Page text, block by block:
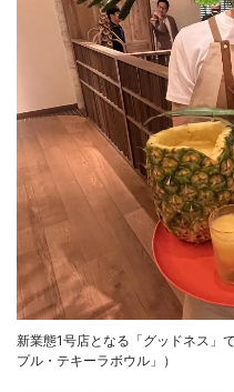
新業態1号店となる「グッドネス」
プル・テキーラボウル」）